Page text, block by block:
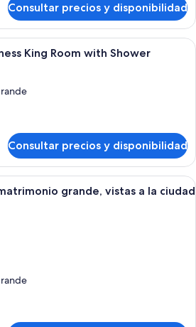
Consultar precios y disponibilidad
Ropa de cama de alta calidad,
King Room with Shower
Consultar precios y disponibilidad
Habitación de hotel con una cama
grande, vistas a la ciudad